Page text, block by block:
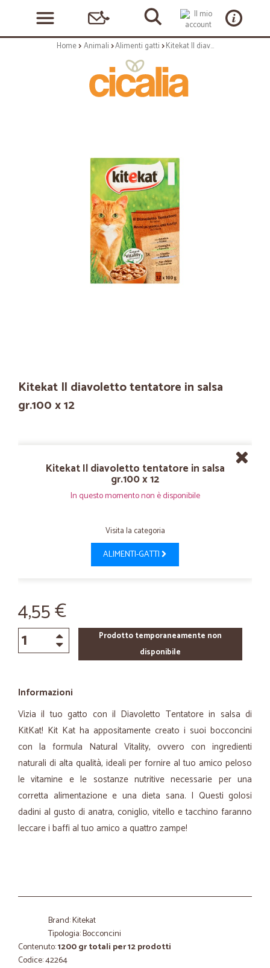
Home Animali Alimenti gatti Kitekat Il diavoletto tentatore in salsa gr.100 x 12
Kitekat Il diavoletto tentatore in salsa
gr.100 x 12
Kitekat Il diavoletto tentatore in salsa
gr.100 x 12
In questo momento non è disponibile
Visita la categoria
ALIMENTI-GATTI
4,55 €
Prodotto temporaneamente non
disponibile
Informazioni
Vizia il tuo gatto con il Diavoletto Tentatore in salsa di
KitKat! Kit Kat ha appositamente creato i suoi bocconcini
con la formula Natural Vitality, ovvero con ingredienti
naturali di alta qualità, ideali per fornire al tuo amico peloso
le vitamine e le sostanze nutritive necessarie per una
corretta alimentazione e una dieta sana. I Questi golosi
dadini al gusto di anatra, coniglio, vitello e tacchino faranno
leccare i baffi al tuo amico a quattro zampe!
Brand: Kitekat
Tipologia: Bocconcini
Contenuto:1200 gr totali per 12 prodotti
Codice: 42264